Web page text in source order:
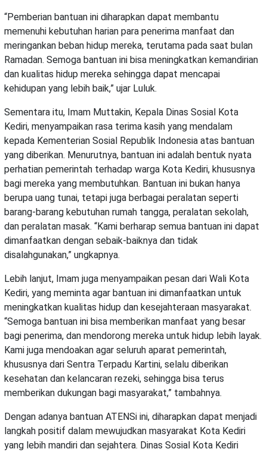
“Pemberian bantuan ini diharapkan dapat membantu
memenuhi kebutuhan harian para penerima manfaat dan
meringankan beban hidup mereka, terutama pada saat bulan
Ramadan. Semoga bantuan ini bisa meningkatkan kemandirian
dan kualitas hidup mereka sehingga dapat mencapai
kehidupan yang lebih baik,” ujar Luluk.
Sementara itu, Imam Muttakin, Kepala Dinas Sosial Kota
Kediri, menyampaikan rasa terima kasih yang mendalam
kepada Kementerian Sosial Republik Indonesia atas bantuan
yang diberikan. Menurutnya, bantuan ini adalah bentuk nyata
perhatian pemerintah terhadap warga Kota Kediri, khususnya
bagi mereka yang membutuhkan. Bantuan ini bukan hanya
berupa uang tunai, tetapi juga berbagai peralatan seperti
barang-barang kebutuhan rumah tangga, peralatan sekolah,
dan peralatan masak. “Kami berharap semua bantuan ini dapat
dimanfaatkan dengan sebaik-baiknya dan tidak
disalahgunakan,” ungkapnya.
Lebih lanjut, Imam juga menyampaikan pesan dari Wali Kota
Kediri, yang meminta agar bantuan ini dimanfaatkan untuk
meningkatkan kualitas hidup dan kesejahteraan masyarakat.
“Semoga bantuan ini bisa memberikan manfaat yang besar
bagi penerima, dan mendorong mereka untuk hidup lebih layak.
Kami juga mendoakan agar seluruh aparat pemerintah,
khususnya dari Sentra Terpadu Kartini, selalu diberikan
kesehatan dan kelancaran rezeki, sehingga bisa terus
memberikan dukungan bagi masyarakat,” tambahnya.
Dengan adanya bantuan ATENSi ini, diharapkan dapat menjadi
langkah positif dalam mewujudkan masyarakat Kota Kediri
yang lebih mandiri dan sejahtera. Dinas Sosial Kota Kediri